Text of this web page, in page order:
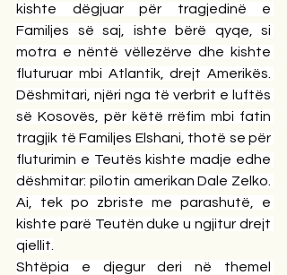
kishte dëgjuar për tragjedinë e
Familjes së saj, ishte bërë qyqe, si
motra e nëntë vëllezërve dhe kishte
fluturuar mbi Atlantik, drejt Amerikës.
Dëshmitari, njëri nga të verbrit e luftës
së Kosovës, për këtë rrëfim mbi fatin
tragjik të Familjes Elshani, thotë se për
fluturimin e Teutës kishte madje edhe
dëshmitar: pilotin amerikan Dale Zelko.
Ai, tek po zbriste me parashutë, e
kishte parë Teutën duke u ngjitur drejt
qiellit.
Shtëpia e djegur deri në themel